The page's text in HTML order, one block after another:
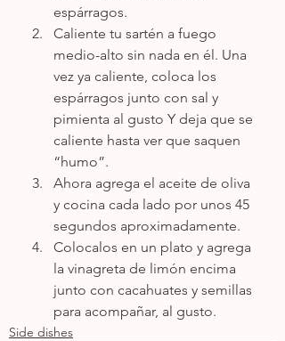
espárragos.
Caliente tu sartén a fuego
medio-alto sin nada en él. Una
vez ya caliente, coloca los
espárragos junto con sal y
pimienta al gusto Y deja que se
caliente hasta ver que saquen
“humo”.
Ahora agrega el aceite de oliva
y cocina cada lado por unos 45
segundos aproximadamente.
Colocalos en un plato y agrega
la vinagreta de limón encima
junto con cacahuates y semillas
para acompañar, al gusto.
Side dishes